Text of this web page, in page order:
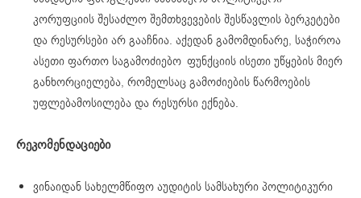
კორუფციის შესაძლო შემთხვევების შესწავლის ბერკეტები
და რესურსები არ გააჩნია. აქედან გამომდინარე, საჭიროა
ასეთი ფართო საგამოძიებო ფუნქციის ისეთი უწყების მიერ
განხორციელება, რომელსაც გამოძიების წარმოების
უფლებამოსილება და რესურსი ექნება.
რეკომენდაციები
ვინაიდან სახელმწიფო აუდიტის სამსახური პოლიტიკური